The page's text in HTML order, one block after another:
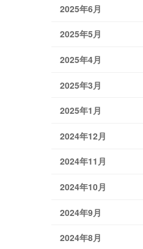
2025年6月
2025年5月
2025年4月
2025年3月
2025年1月
2024年12月
2024年11月
2024年10月
2024年9月
2024年8月